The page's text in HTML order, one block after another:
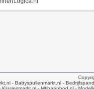
- Babyspullenmarkt.nl -